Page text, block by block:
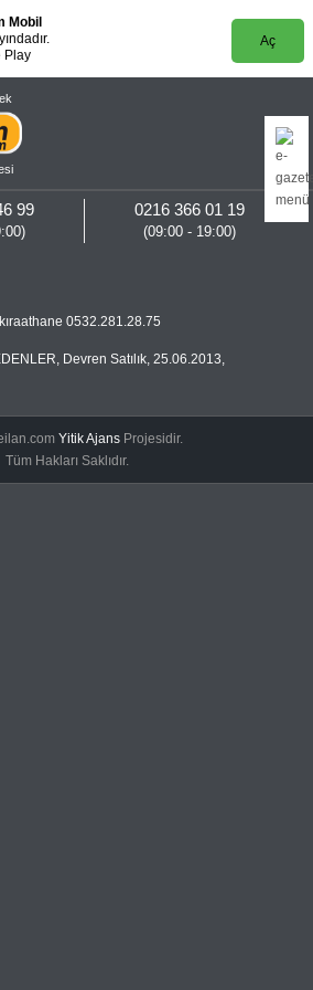
Mobil
Play
Aç
0216 366 01 19
(09:00 - 19:00)
99
0532.281.28.75
, Devren Satılık, 25.06.2013,
Yitik Ajans Projesidir.
Tüm Hakları Saklıdır.